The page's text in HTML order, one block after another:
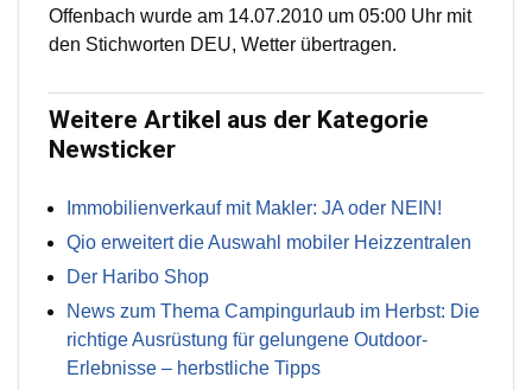
Offenbach wurde am 14.07.2010 um 05:00 Uhr mit
den Stichworten DEU, Wetter übertragen.
Weitere Artikel aus der Kategorie
Newsticker
Immobilienverkauf mit Makler: JA oder NEIN!
Qio erweitert die Auswahl mobiler Heizzentralen
Der Haribo Shop
News zum Thema Campingurlaub im Herbst: Die
richtige Ausrüstung für gelungene Outdoor-
Erlebnisse – herbstliche Tipps